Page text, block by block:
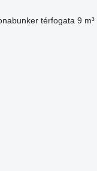
térfogata 9 m³